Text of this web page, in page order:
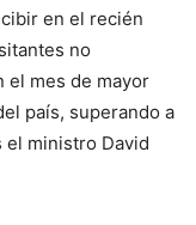
en el recién
no
el mes de mayor
país, superando a
el ministro David